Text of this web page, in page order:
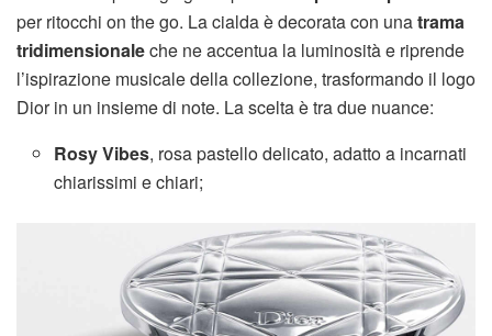
per ritocchi on the go. La cialda è decorata con unatrama
tridimensionaleche ne accentua la luminosità e riprende
l’ispirazione musicale della collezione, trasformando il logo
Dior in un insieme di note. La scelta è tra due nuance:
Rosy Vibes, rosa pastello delicato, adatto a incarnati
chiarissimi e chiari;